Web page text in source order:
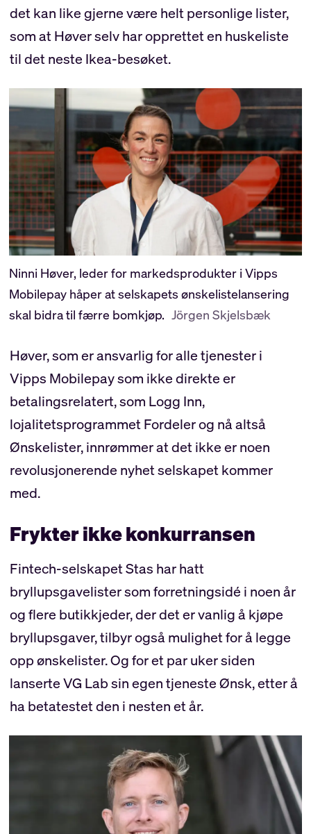
det kan like gjerne være helt personlige lister,
som at Høver selv har opprettet en huskeliste
til det neste Ikea-besøket.
Ninni Høver, leder for markedsprodukter i Vipps
Mobilepay håper at selskapets ønskelistelansering
skal bidra til færre bomkjøp. Jörgen Skjelsbæk
Høver, som er ansvarlig for alle tjenester i
Vipps Mobilepay som ikke direkte er
betalingsrelatert, som Logg Inn,
lojalitetsprogrammet Fordeler og nå altså
Ønskelister, innrømmer at det ikke er noen
revolusjonerende nyhet selskapet kommer
med.
Frykter ikke konkurransen
Fintech-selskapet Stas har hatt
bryllupsgavelister som forretningsidé i noen år
og flere butikkjeder, der det er vanlig å kjøpe
bryllupsgaver, tilbyr også mulighet for å legge
opp ønskelister. Og for et par uker siden
lanserte VG Lab sin egen tjeneste Ønsk, etter å
ha betatestet den i nesten et år.